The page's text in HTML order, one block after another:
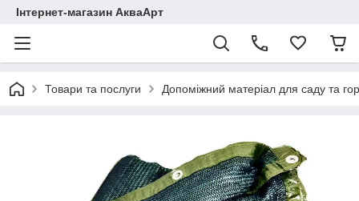
Інтернет-магазин АкваАрт
Товари та послуги Допоміжний матеріал для саду та